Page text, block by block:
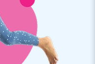
Dmuchańce i
tłumy!
przedmiotów